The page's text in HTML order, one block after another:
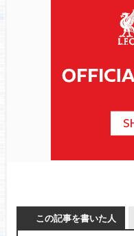
この記事を書いた人